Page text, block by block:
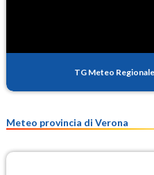
TG Meteo Regionale
Meteo provincia di Verona